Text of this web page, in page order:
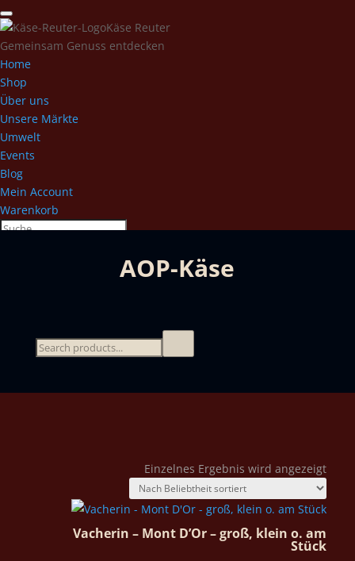
Käse Reuter
Gemeinsam Genuss entdecken
Home
Shop
Über uns
Unsere Märkte
Umwelt
Events
Blog
Mein Account
Warenkorb
AOP-Käse
Einzelnes Ergebnis wird angezeigt
Vacherin – Mont D’Or – groß, klein o. am
Stück